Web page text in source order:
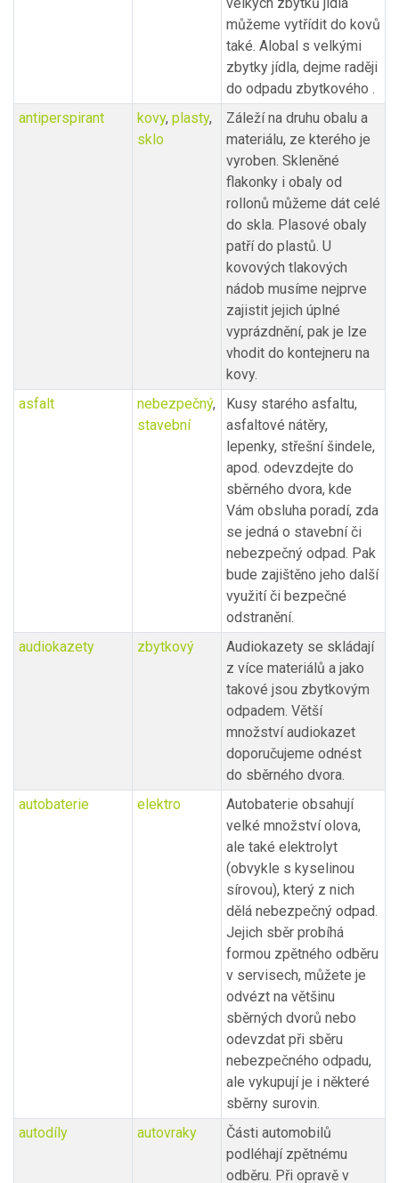
můžeme vytřídit do kovů
také. Alobal s velkými
zbytky jídla, dejme raději
do odpadu zbytkového .
antiperspirant
kovy, plasty,
sklo
Záleží na druhu obalu a
materiálu, ze kterého je
vyroben. Skleněné
flakonky i obaly od
rollonů můžeme dát celé
do skla. Plasové obaly
patří do plastů. U
kovových tlakových
nádob musíme nejprve
zajistit jejich úplné
vyprázdnění, pak je lze
vhodit do kontejneru na
kovy.
asfalt
nebezpečný,
stavební
Kusy starého asfaltu,
asfaltové nátěry,
lepenky, střešní šindele,
apod. odevzdejte do
sběrného dvora, kde
Vám obsluha poradí, zda
se jedná o stavební či
nebezpečný odpad. Pak
bude zajištěno jeho další
využití či bezpečné
odstranění.
audiokazety
zbytkový
Audiokazety se skládají
z více materiálů a jako
takové jsou zbytkovým
odpadem. Větší
množství audiokazet
doporučujeme odnést
do sběrného dvora.
autobaterie
elektro
Autobaterie obsahují
velké množství olova,
ale také elektrolyt
(obvykle s kyselinou
sírovou), který z nich
dělá nebezpečný odpad.
Jejich sběr probíhá
formou zpětného odběru
v servisech, můžete je
odvézt na většinu
sběrných dvorů nebo
odevzdat při sběru
nebezpečného odpadu,
ale vykupují je i některé
sběrny surovin.
autodíly
autovraky
Části automobilů
podléhají zpětnému
odběru. Při opravě v